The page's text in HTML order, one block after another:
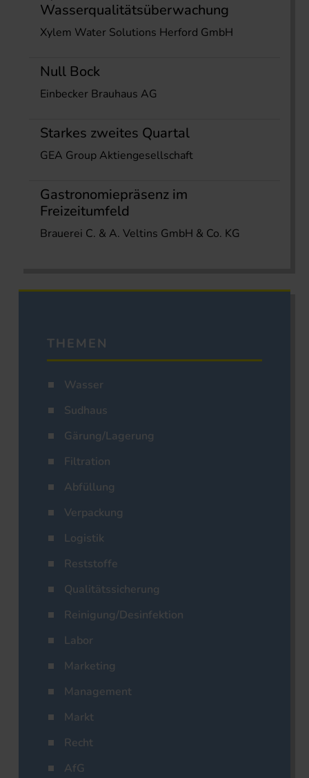
Wasserqualitätsüberwachung
Xylem Water Solutions Herford GmbH
Null Bock
Einbecker Brauhaus AG
Starkes zweites Quartal
GEA Group Aktiengesellschaft
Gastronomiepräsenz im
Freizeitumfeld
Brauerei C. & A. Veltins GmbH & Co. KG
THEMEN
Wasser
Sudhaus
Gärung/Lagerung
Filtration
Abfüllung
Verpackung
Logistik
Reststoffe
Qualitätssicherung
Reinigung/Desinfektion
Labor
Marketing
Management
Markt
Recht
AfG